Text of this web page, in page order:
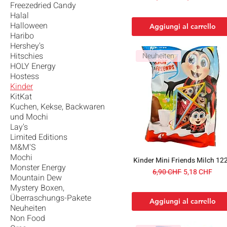
Freezedried Candy
Halal
Halloween
Haribo
Hershey's
Hitschies
HOLY Energy
Hostess
Kinder
KitKat
Kuchen, Kekse, Backwaren
und Mochi
Lay's
Limited Editions
M&M'S
Mochi
Monster Energy
Mountain Dew
Mystery Boxen,
Überraschungs-Pakete
Neuheiten
Non Food
Aggiungi al carrello
Neuheiten
Kinder Mini Friends Milch
Prezzo regolare
6,90 CHF Prezzo
5,18 CHF
Aggiungi al carrello